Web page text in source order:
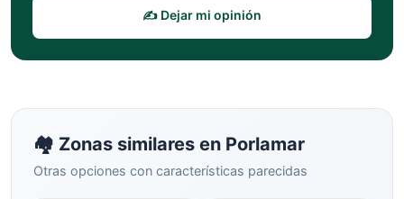
✍️ Dejar mi opinión
🏘️ Zonas similares en Porlamar
Otras opciones con características parecidas